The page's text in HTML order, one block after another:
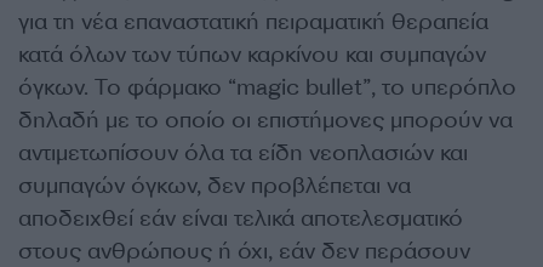
για τη νέα επαναστατική πειραματική θεραπεία
κατά όλων των τύπων καρκίνου και συμπαγών
όγκων. Το φάρμακο “magic bullet”, το υπερόπλο
δηλαδή με το οποίο οι επιστήμονες μπορούν να
αντιμετωπίσουν όλα τα είδη νεοπλασιών και
συμπαγών όγκων, δεν προβλέπεται να
αποδειχθεί εάν είναι τελικά αποτελεσματικό
στους ανθρώπους ή όχι, εάν δεν περάσουν